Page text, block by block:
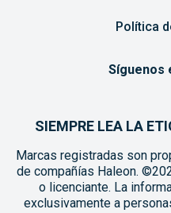
Política
Síguenos
SIEMPRE LEA LA
Marcas registradas son
de compañías Haleon.
o licenciante. La
exclusivamente a